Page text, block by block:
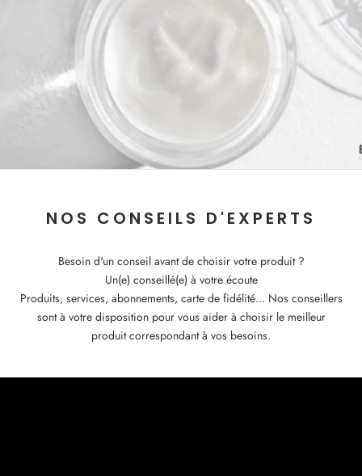
NOS CONSEILS D'EXPERTS
Besoin d'un conseil avant de choisir votre produit ?
Un(e) conseillé(e) à votre écoute
Produits, services, abonnements, carte de fidélité... Nos conseillers
sont à votre disposition pour vous aider à choisir le meilleur
produit correspondant à vos besoins.